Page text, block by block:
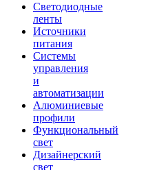
Светодиодные
ленты
Источники
питания
Системы
управления
и
автоматизации
Алюминиевые
профили
Функциональный
свет
Дизайнерский
свет